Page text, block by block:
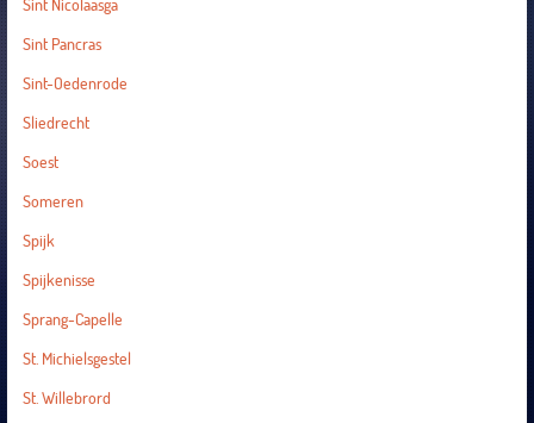
Sint Nicolaasga
Sint Pancras
Sint-Oedenrode
Sliedrecht
Soest
Someren
Spijk
Spijkenisse
Sprang-Capelle
St. Michielsgestel
St. Willebrord